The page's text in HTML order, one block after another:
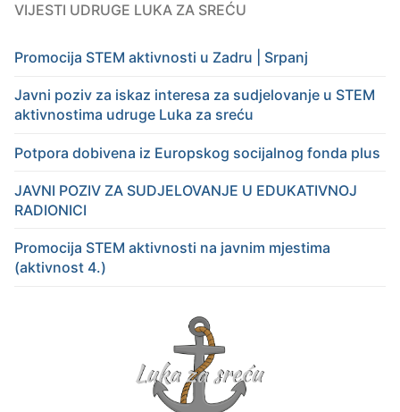
VIJESTI UDRUGE LUKA ZA SREĆU
Promocija STEM aktivnosti u Zadru | Srpanj
Javni poziv za iskaz interesa za sudjelovanje u STEM
aktivnostima udruge Luka za sreću
Potpora dobivena iz Europskog socijalnog fonda plus
JAVNI POZIV ZA SUDJELOVANJE U EDUKATIVNOJ
RADIONICI
Promocija STEM aktivnosti na javnim mjestima
(aktivnost 4.)